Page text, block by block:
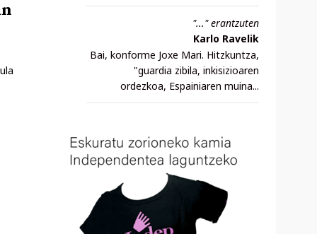
"..." erantzuten
Karlo Ravelik
Bai, konforme Joxe Mari. Hitzkuntza,
"guardia zibila, inkisizioaren
ordezkoa, Espainiaren muina...